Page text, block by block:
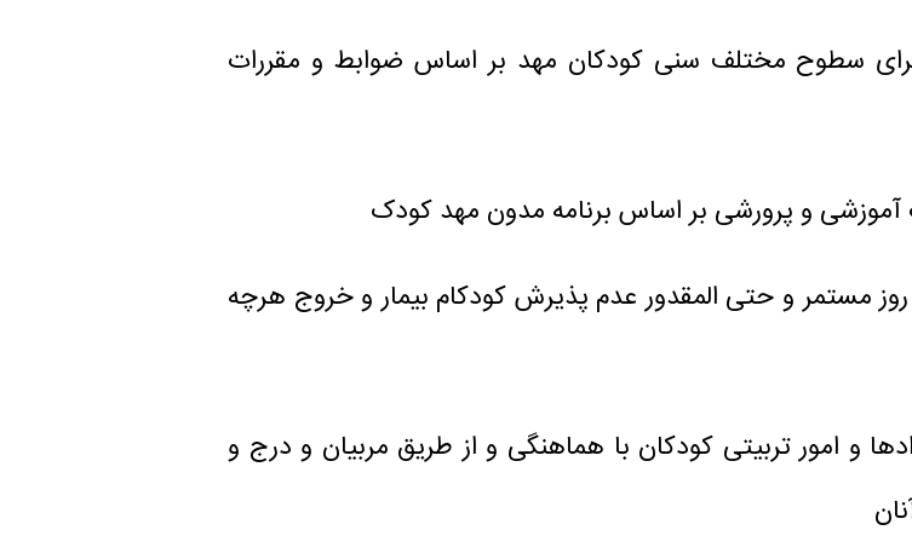
سطوح مختلف سنی كودكان مهد بر اساس ضوابط و مقررات
و پرورشی بر اساس برنامه مدون مهد كودک
مستمر و حتی المقدور عدم پذیرش كودكام بیمار و خروج هرچه
و امور تربیتی كودكان با هماهنگی و از طریق مربیان و درج و